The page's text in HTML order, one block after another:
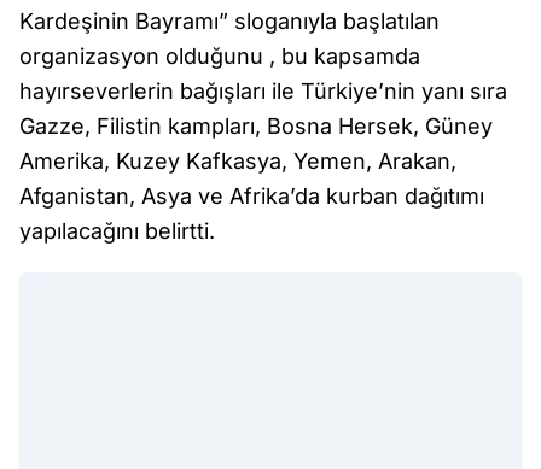
Kardeşinin Bayramı” sloganıyla başlatılan
organizasyon olduğunu , bu kapsamda
hayırseverlerin bağışları ile Türkiye’nin yanı sıra
Gazze, Filistin kampları, Bosna Hersek, Güney
Amerika, Kuzey Kafkasya, Yemen, Arakan,
Afganistan, Asya ve Afrika’da kurban dağıtımı
yapılacağını belirtti.